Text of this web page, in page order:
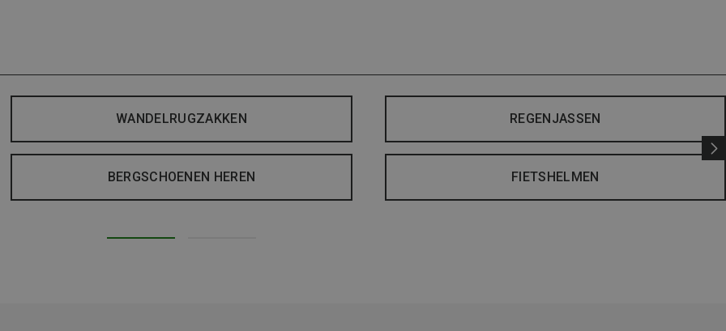
WANDELRUGZAKKEN REGENJASSEN
BERGSCHOENEN HEREN FIETSHELMEN